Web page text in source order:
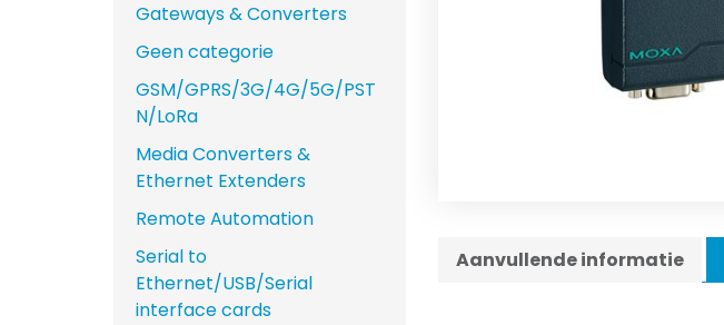
Aanvullende informatie
Gateways & Converters
Geen categorie
GSM/GPRS/3G/4G/5G/PST
N/LoRa
Media Converters &
Ethernet Extenders
Remote Automation
Serial to
Ethernet/USB/Serial
interface cards